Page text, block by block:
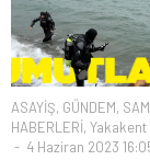
ASAYİŞ, GÜNDEM,
HABERLERİ,
4 Haziran 2023